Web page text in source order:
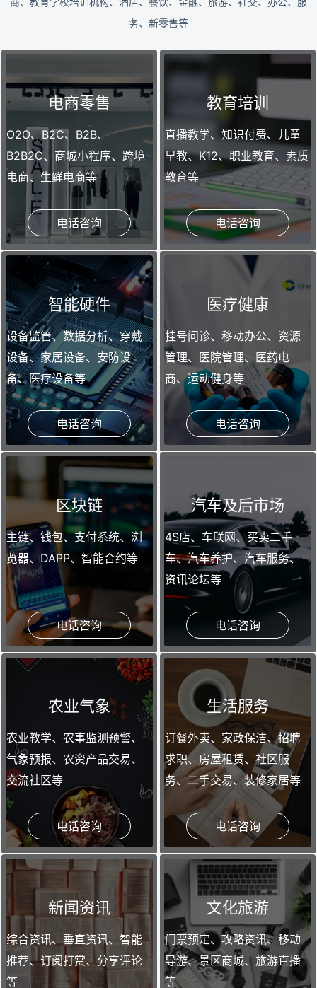
务、新零售等
电商零售
O2O、B2C、B2B、
B2B2C、商城小程序、跨境
电商、生鲜电商等
电话咨询
教育培训
直播教学、知识付费、儿童
早教、K12、职业教育、素质
教育等
电话咨询
智能硬件
设备监管、数据分析、穿戴
设备、家居设备、安防设
备、医疗设备等
电话咨询
医疗健康
挂号问诊、移动办公、资源
管理、医院管理、医药电
商、运动健身等
电话咨询
区块链
主链、钱包、支付系统、浏
览器、DAPP、智能合约等
电话咨询
汽车及后市场
4S店、车联网、买卖二手
车、汽车养护、汽车服务、
资讯论坛等
电话咨询
农业气象
农业教学、农事监测预警、
气象预报、农资产品交易、
交流社区等
电话咨询
生活服务
订餐外卖、家政保洁、招聘
求职、房屋租赁、社区服
务、二手交易、装修家居等
电话咨询
新闻资讯
综合资讯、垂直资讯、智能
推荐、订阅打赏、分享评论
等
文化旅游
门票预定、攻略资讯、移动
导游、景区商城、旅游直播
等